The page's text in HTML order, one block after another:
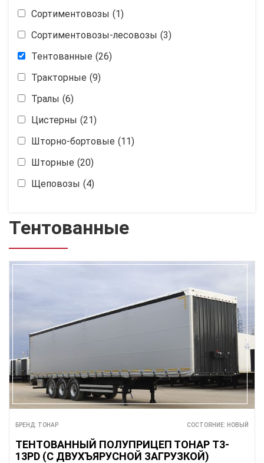
Сортиментовозы (1)
Сортиментовозы-лесовозы (3)
Тентованные (26)
Тракторные (9)
Тралы (6)
Цистерны (21)
Шторно-бортовые (11)
Шторные (20)
Щеповозы (4)
Тентованные
БРЕНД: ТОНАР СОСТОЯНИЕ: НОВЫЙ
ТЕНТОВАННЫЙ ПОЛУПРИЦЕП ТОНАР T3-
13PD (С ДВУХЪЯРУСНОЙ ЗАГРУЗКОЙ)